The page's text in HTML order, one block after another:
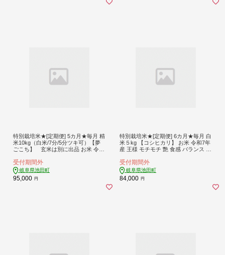
特別栽培米★[定期便] 5カ月★毎月 精
米10kg（白米/7分/5分ツキ可）【夢
ごこち】 玄米は別に出品 お米 令和
おにぎり 安心 安全 美味しい 糖質
受付期間外
岐阜県池田町
95,000 円
特別栽培米★[定期便] 6カ月★毎月 白
米５kg 【コシヒカリ】 お米 令和7年
産 王様 モチモチ 艶 食感 バランス 安
受付期間外
岐阜県池田町
84,000 円